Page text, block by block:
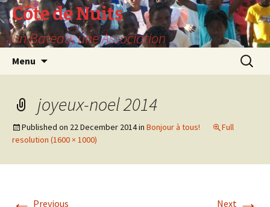
Skip
to
content
Côte de Nuits
un Bateau, une Association
Menu
Search
for:
joyeux-noel 2014
Published on 22 December 2014in Bonjour à tous!
Full
resolution (1600 × 1000)
Previous Next